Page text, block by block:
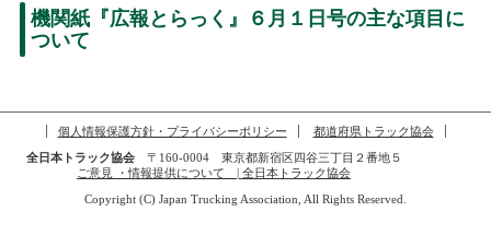
機関紙『広報とらっく』６月１日号の主な項目に
ついて
個人情報保護方針・プライバシーポリシー
都道府県トラック協会
全日本トラック協会〒160-0004 東京都新宿区四谷三丁目２番地５
ご意見 ・情報提供について | 全日本トラック協会
Copyright (C) Japan Trucking Association, All Rights Reserved.